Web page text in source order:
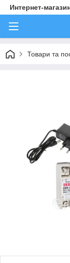
Интернет-
Товари та